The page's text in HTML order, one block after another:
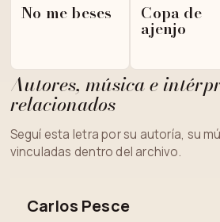
No me beses Copa de
ajenjo
Autores, música e
relacionados
Seguí esta letra por su autoría, su
vinculadas dentro del archivo.
Carlos Pesce